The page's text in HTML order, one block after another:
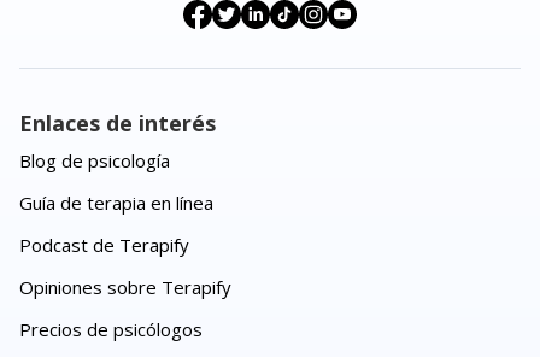
Enlaces de interés
Blog de psicología
Guía de terapia en línea
Podcast de Terapify
Opiniones sobre Terapify
Precios de psicólogos